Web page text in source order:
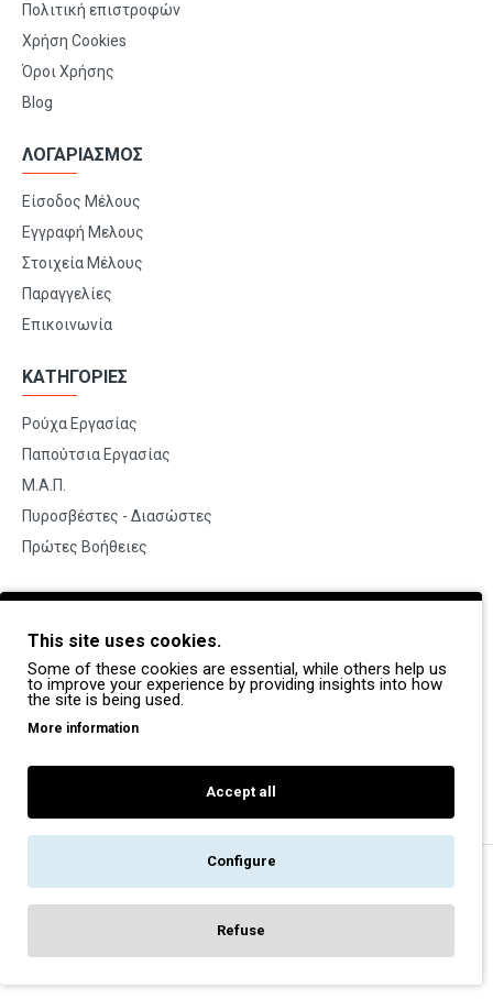
Πολιτική επιστροφών
Χρήση Cookies
Όροι Χρήσης
Blog
ΛΟΓΑΡΙΑΣΜΟΣ
Είσοδος Μέλους
Εγγραφή Μελους
Στοιχεία Μέλους
Παραγγελίες
Επικοινωνία
ΚΑΤΗΓΟΡΙΕΣ
Ρούχα Εργασίας
Παπούτσια Εργασίας
Μ.Α.Π.
Πυροσβέστες - Διασώστες
Πρώτες Βοήθειες
BRANDS
Payper
Dike
Coverguard
Portwest
Exena
This site uses cookies.
Some of these cookies are essential, while others help us
to improve your experience by providing insights into how
the site is being used.
More information
Accept all
Configure
Refuse